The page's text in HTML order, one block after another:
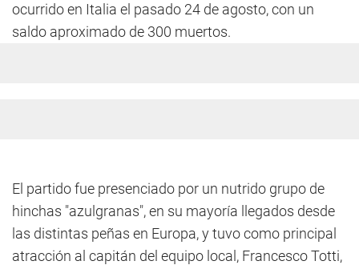
ocurrido en Italia el pasado 24 de agosto, con un
saldo aproximado de 300 muertos.
El partido fue presenciado por un nutrido grupo de
hinchas "azulgranas", en su mayoría llegados desde
las distintas peñas en Europa, y tuvo como principal
atracción al capitán del equipo local, Francesco Totti,